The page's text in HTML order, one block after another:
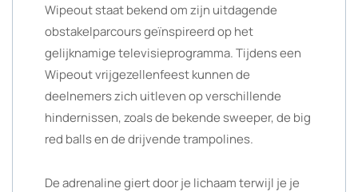
Wipeout staat bekend om zijn uitdagende
obstakelparcours geïnspireerd op het
gelijknamige televisieprogramma. Tijdens een
Wipeout vrijgezellenfeest kunnen de
deelnemers zich uitleven op verschillende
hindernissen, zoals de bekende sweeper, de big
red balls en de drijvende trampolines.
De adrenaline giert door je lichaam terwijl je je